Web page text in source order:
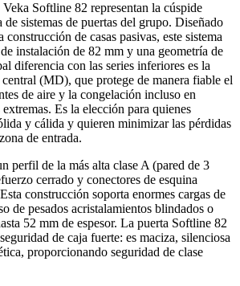
Softline 82 representan la cúspide
sistemas de puertas del grupo. Diseñado
construcción de casas pasivas, este sistema
instalación de 82 mm y una geometría de
diferencia con las series inferiores es la
(MD), que protege de manera fiable el
de aire y la congelación incluso en
Es la elección para quienes
y cálida y quieren minimizar las pérdidas
de entrada.
perfil de la más alta clase A (pared de 3
cerrado y conectores de esquina
construcción soporta enormes cargas de
de pesados acristalamientos blindados o
52 mm de espesor. La puerta Softline 82
de caja fuerte: es maciza, silenciosa
proporcionando seguridad de clase